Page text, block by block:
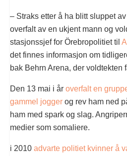
– Straks etter å ha blitt sluppet
overfalt av en ukjent mann og
stasjonssjef for Örebropolitiet til
det finnes informasjon om
bak Behrn Arena, der voldtekten
Den 13 mai i år overfalt en
gammel jogger og rev ham ned
ham med spark og slag.
medier som somaliere.
i 2010 advarte politiet kvinner å